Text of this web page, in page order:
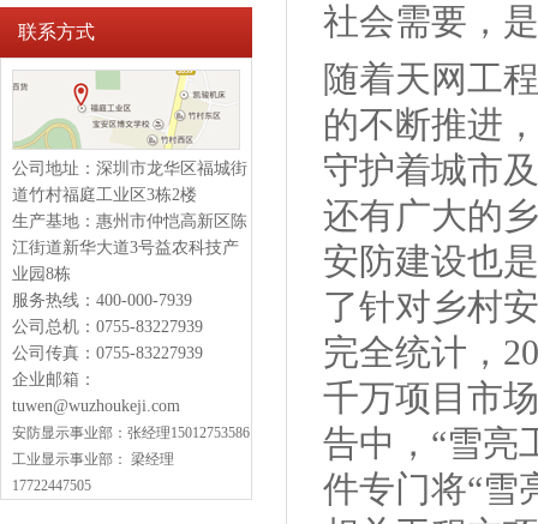
联系方式
公司地址：深圳市龙华区福城街
道竹村福庭工业区3栋2楼
生产基地：惠州市仲恺高新区陈
江街道新华大道3号益农科技产
业园8栋
服务热线：400-000-7939
公司总机：0755-83227939
公司传真：0755-83227939
企业邮箱：
tuwen@wuzhoukeji.com
安防显示事业部： 张经理15012753586
工业显示事业部： 梁经理
17722447505
社会需要，
随着天网工
的不断推进
守护着城市
还有广大的
安防建设也
了针对乡村
完全统计，
千万项目市
告中，“雪亮
件专门将“雪